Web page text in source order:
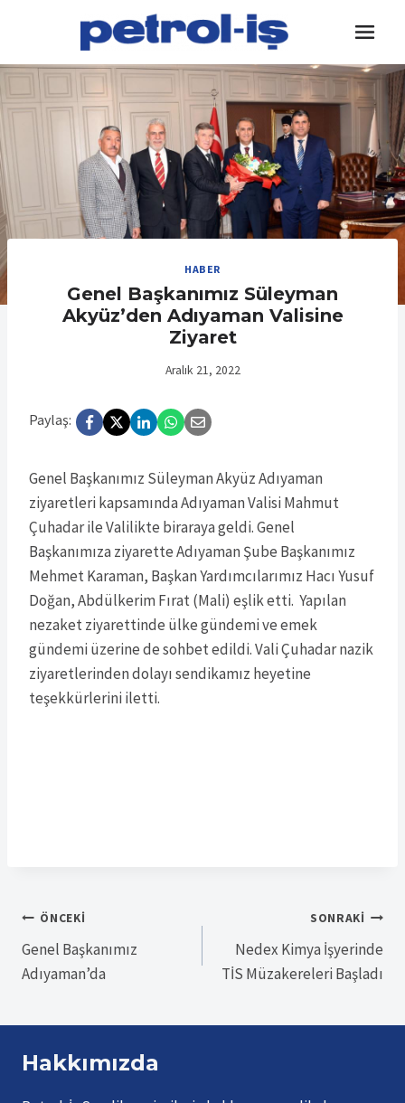
content
HABER
Genel Başkanımız Süleyman
Akyüz’den Adıyaman Valisine
Ziyaret
Aralık 21, 2022
Paylaş:
Genel Başkanımız Süleyman Akyüz Adıyaman
ziyaretleri kapsamında Adıyaman Valisi Mahmut
Çuhadar ile Valilikte biraraya geldi. Genel
Başkanımıza ziyarette Adıyaman Şube Başkanımız
Mehmet Karaman, Başkan Yardımcılarımız Hacı Yusuf
Doğan, Abdülkerim Fırat (Mali) eşlik etti. Yapılan
nezaket ziyarettinde ülke gündemi ve emek
gündemi üzerine de sohbet edildi. Vali Çuhadar nazik
ziyaretlerinden dolayı sendikamız heyetine
teşekkürlerini iletti.
Yazı
gezinmesi
ÖNCEKI
Genel Başkanımız
Adıyaman’da
SONRAKI
Nedex Kimya İşyerinde
TİS Müzakereleri Başladı
Hakkımızda